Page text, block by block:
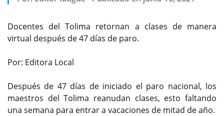
Docentes del Tolima retornan a clases de manera
virtual después de 47 días de paro.
Por: Editora Local
Después de 47 días de iniciado el paro nacional, los
maestros del Tolima reanudan clases, esto faltando
una semana para entrar a vacaciones de mitad de año.